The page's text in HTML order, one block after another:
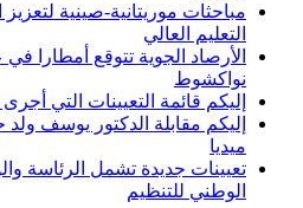
مباحثات موريتانية-صينية
التعليم العالي
الأرصاد الجوية تتوقع أمطارا في
نواكشوط
إليكم قائمة التعيينات التي
إليكم مقابلة الدكتور يوسف ولد
ميديا
تعيينات جديدة تشمل الرئاسة
الوطني للتنظيم